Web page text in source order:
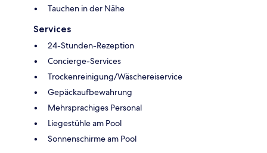
Tauchen in der Nähe
Services
24-Stunden-Rezeption
Concierge-Services
Trockenreinigung/Wäschereiservice
Gepäckaufbewahrung
Mehrsprachiges Personal
Liegestühle am Pool
Sonnenschirme am Pool